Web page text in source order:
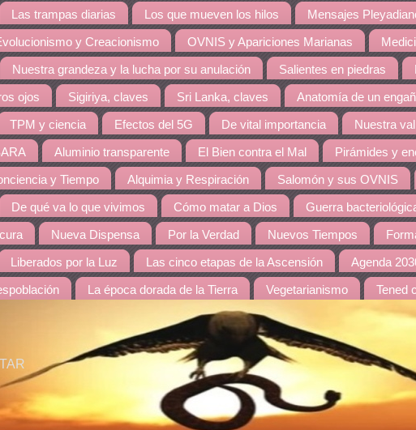
Las trampas diarias Los que mueven los hilos Mensajes
y Creacionismo OVNIS y Apariciones Marianas
Nuestra grandeza y la lucha por su anulación Salientes en piedras
ojos Sigiriya, claves Sri Lanka, claves Anatomía de un
TPM y ciencia Efectos del 5G De vital importancia Nuestra
Aluminio transparente El Bien contra el Mal Pirámides y
y Tiempo Alquimia y Respiración Salomón y sus OVNIS
De qué va lo que vivimos Cómo matar a Dios Guerra
Nueva Dispensa Por la Verdad Nuevos Tiempos
Liberados por la Luz Las cinco etapas de la Ascensión Agenda
La época dorada de la Tierra Vegetarianismo Tened